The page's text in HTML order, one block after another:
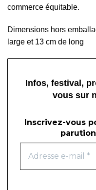
commerce équitable.
Dimensions hors
large et 13 cm de long
Infos, festival,
vous sur
Inscrivez-vous